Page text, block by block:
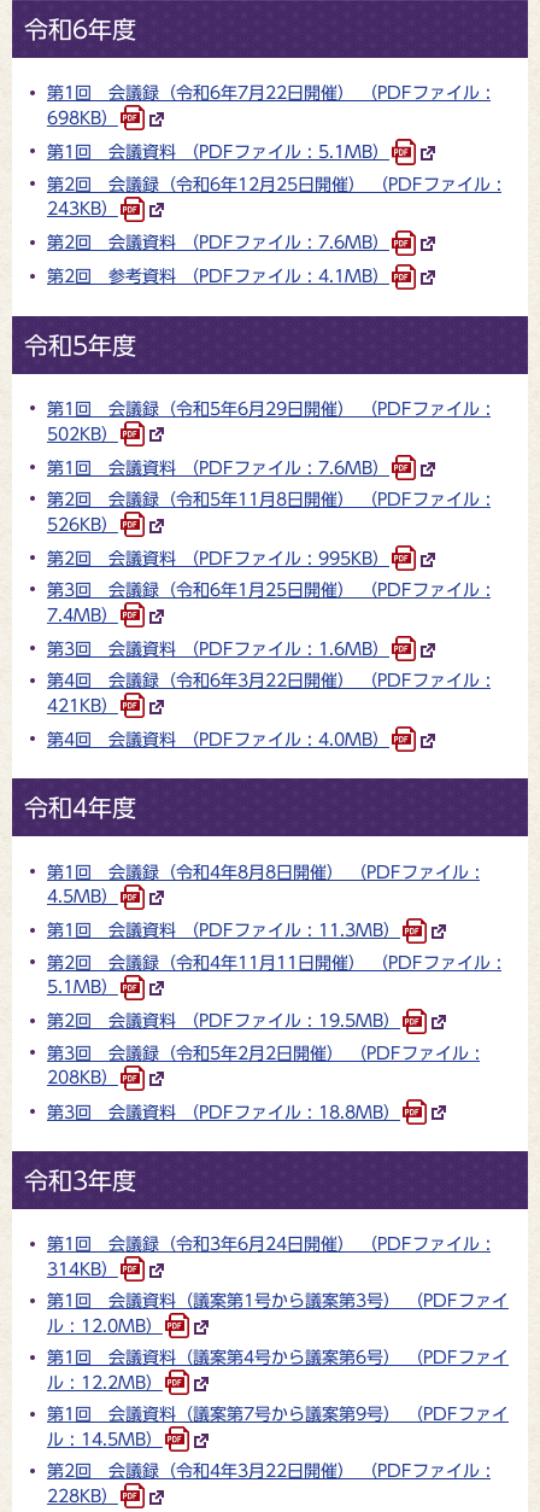
令和6年度
第1回 会議録（令和6年7月22日開催） （PDFファイル :
698KB）
第1回 会議資料 （PDFファイル : 5.1MB）
第2回 会議録（令和6年12月25日開催） （PDFファイル :
243KB）
第2回 会議資料 （PDFファイル : 7.6MB）
第2回 参考資料 （PDFファイル : 4.1MB）
令和5年度
第1回 会議録（令和5年6月29日開催） （PDFファイル :
502KB）
第1回 会議資料 （PDFファイル : 7.6MB）
第2回 会議録（令和5年11月8日開催） （PDFファイル :
526KB）
第2回 会議資料 （PDFファイル : 995KB）
第3回 会議録（令和6年1月25日開催） （PDFファイル :
7.4MB）
第3回 会議資料 （PDFファイル : 1.6MB）
第4回 会議録（令和6年3月22日開催） （PDFファイル :
421KB）
第4回 会議資料 （PDFファイル : 4.0MB）
令和4年度
第1回 会議録（令和4年8月8日開催） （PDFファイル :
4.5MB）
第1回 会議資料 （PDFファイル : 11.3MB）
第2回 会議録（令和4年11月11日開催） （PDFファイル :
5.1MB）
第2回 会議資料 （PDFファイル : 19.5MB）
第3回 会議録（令和5年2月2日開催） （PDFファイル :
208KB）
第3回 会議資料 （PDFファイル : 18.8MB）
令和3年度
第1回 会議録（令和3年6月24日開催） （PDFファイル :
314KB）
第1回 会議資料（議案第1号から議案第3号） （PDFファイ
ル : 12.0MB）
第1回 会議資料（議案第4号から議案第6号） （PDFファイ
ル : 12.2MB）
第1回 会議資料（議案第7号から議案第9号） （PDFファイ
ル : 14.5MB）
第2回 会議録（令和4年3月22日開催） （PDFファイル :
228KB）